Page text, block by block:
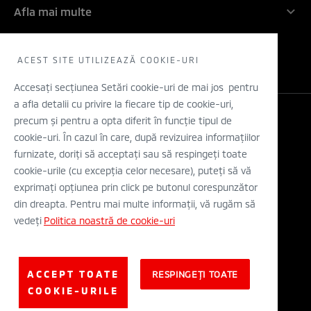
Inovatie
Electric
Concept cars
Stiri
Afla mai multe
Solicita un TEST DRIVE
Retea dealeri
Descarca o brosura
Configurator
Legal si Protectia Datelor cu Caracter Personal
Termeni si conditii
A.N.P.C.
Eticheta Europeana a Anvelopelor
Solutionarea alternativa a litigiilor
Solutionarea online a litigiilor
ACEST SITE UTILIZEAZĂ COOKIE-URI
Accesați secțiunea Setări cookie-uri de mai jos pentru
a afla detalii cu privire la fiecare tip de cookie-uri,
precum și pentru a opta diferit în funcție tipul de
cookie-uri. În cazul în care, după revizuirea informațiilor
furnizate, doriți să acceptați sau să respingeți toate
cookie-urile (cu excepția celor necesare), puteți să vă
exprimați opțiunea prin click pe butonul corespunzător
din dreapta. Pentru mai multe informații, vă rugăm să
vedeți Politica noastră de cookie-uri
ACCEPT TOATE
COOKIE-URILE
RESPINGEȚI TOATE